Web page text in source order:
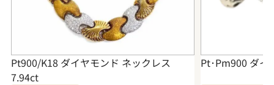
Pt900/K18 ダイヤモンド ネックレス
7.94ct
Pt･Pm900 ダイ